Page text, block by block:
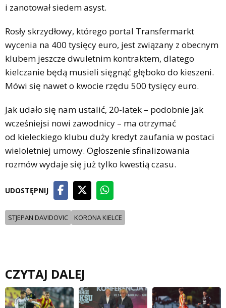
i zanotował siedem asyst.
Rosły skrzydłowy, którego portal Transfermarkt
wycenia na 400 tysięcy euro, jest związany z obecnym
klubem jeszcze dwuletnim kontraktem, dlatego
kielczanie będą musieli sięgnąć głęboko do kieszeni.
Mówi się nawet o kwocie rzędu 500 tysięcy euro.
Jak udało się nam ustalić, 20-latek – podobnie jak
wcześniejsi nowi zawodnicy – ma otrzymać
od kieleckiego klubu duży kredyt zaufania w postaci
wieloletniej umowy. Ogłoszenie sfinalizowania
rozmów wydaje się już tylko kwestią czasu.
UDOSTĘPNIJ
STJEPAN DAVIDOVIC KORONA KIELCE
CZYTAJ DALEJ